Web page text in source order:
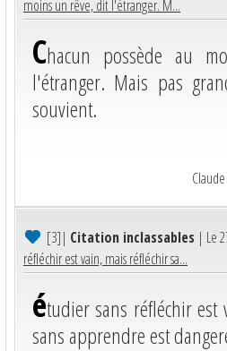
moins un rêve, dit l'étranger. M...
Chacun possède au
l'étranger. Mais pas
souvient.
[3]| Citation inclassables | Le
réfléchir est vain, mais réfléchir sa...
étudier sans réfléchir est
sans apprendre est